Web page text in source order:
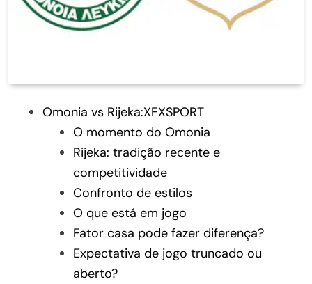
Omonia vs Rijeka:XFXSPORT
O momento do Omonia
Rijeka: tradição recente e
competitividade
Confronto de estilos
O que está em jogo
Fator casa pode fazer diferença?
Expectativa de jogo truncado ou
aberto?